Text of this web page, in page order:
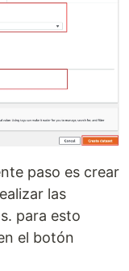
paso es crear
las
para esto
el botón